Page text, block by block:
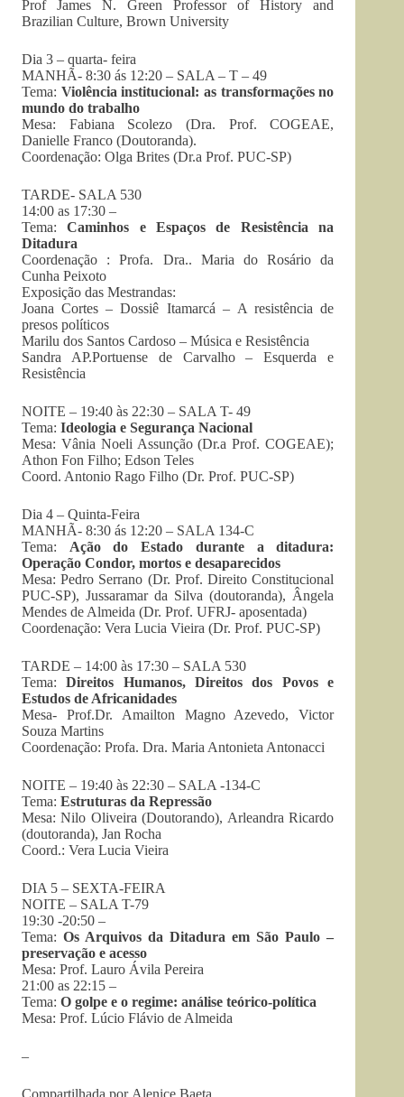
Prof James N. Green Professor of History and
Brazilian Culture, Brown University
Dia 3 – quarta- feira
MANHÃ- 8:30 ás 12:20 – SALA – T – 49
Tema: Violência institucional: as transformações no
mundo do trabalho
Mesa: Fabiana Scolezo (Dra. Prof. COGEAE,
Danielle Franco (Doutoranda).
Coordenação: Olga Brites (Dr.a Prof. PUC-SP)
TARDE- SALA 530
14:00 as 17:30 –
Tema:Caminhos e Espaços de Resistência na
Ditadura
Coordenação : Profa. Dra.. Maria do Rosário da
Cunha Peixoto
Exposição das Mestrandas:
Joana Cortes – Dossiê Itamarcá – A resistência de
presos políticos
Marilu dos Santos Cardoso – Música e Resistência
Sandra AP.Portuense de Carvalho – Esquerda e
Resistência
NOITE – 19:40 às 22:30 – SALA T- 49
Tema: Ideologia e Segurança Nacional
Mesa: Vânia Noeli Assunção (Dr.a Prof. COGEAE);
Athon Fon Filho; Edson Teles
Coord. Antonio Rago Filho (Dr. Prof. PUC-SP)
Dia 4 – Quinta-Feira
MANHÃ- 8:30 ás 12:20 – SALA 134-C
Tema: Ação do Estado durante a ditadura:
Operação Condor, mortos e desaparecidos
Mesa: Pedro Serrano (Dr. Prof. Direito Constitucional
PUC-SP), Jussaramar da Silva (doutoranda), Ângela
Mendes de Almeida (Dr. Prof. UFRJ- aposentada)
Coordenação: Vera Lucia Vieira (Dr. Prof. PUC-SP)
TARDE – 14:00 às 17:30 – SALA 530
Tema:Direitos Humanos, Direitos dos Povos e
Estudos de Africanidades
Mesa- Prof.Dr. Amailton Magno Azevedo, Victor
Souza Martins
Coordenação: Profa. Dra. Maria Antonieta Antonacci
NOITE – 19:40 às 22:30 – SALA -134-C
Tema: Estruturas da Repressão
Mesa: Nilo Oliveira (Doutorando), Arleandra Ricardo
(doutoranda), Jan Rocha
Coord.: Vera Lucia Vieira
DIA 5 – SEXTA-FEIRA
NOITE – SALA T-79
19:30 -20:50 –
Tema:Os Arquivos da Ditadura em São Paulo –
preservação e acesso
Mesa: Prof. Lauro Ávila Pereira
21:00 as 22:15 –
Tema: O golpe e o regime: análise teórico-política
Mesa: Prof. Lúcio Flávio de Almeida
–
Compartilhada por Alenice Baeta.